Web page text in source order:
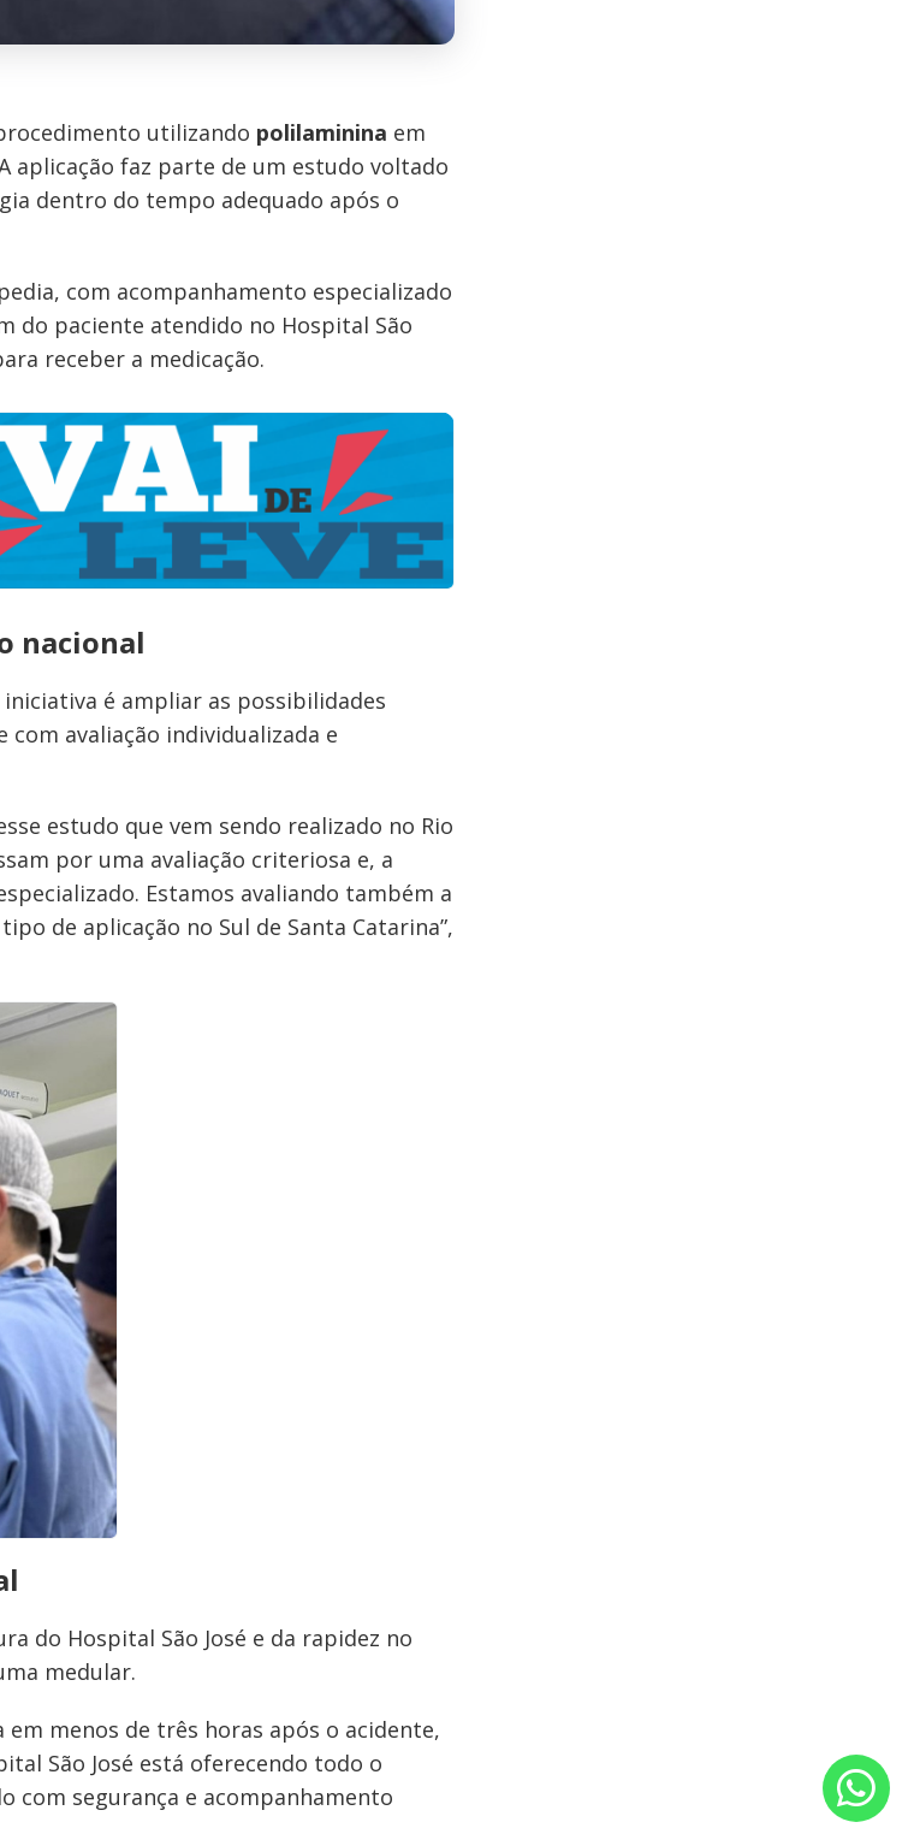
utilizando polilaminina em
aplicação faz parte de um estudo voltado
dentro do tempo adequado após o
com acompanhamento especializado
do paciente atendido no Hospital São
receber a medicação.
nacional
é ampliar as possibilidades
avaliação individualizada e
estudo que vem sendo realizado no Rio
por uma avaliação criteriosa e, a
Estamos avaliando também a
de aplicação no Sul de Santa Catarina”,
do Hospital São José e da rapidez no
medular.
menos de três horas após o acidente,
São José está oferecendo todo o
com segurança e acompanhamento